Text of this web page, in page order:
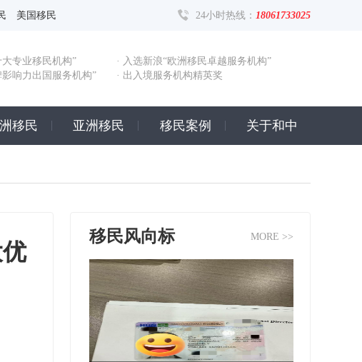
美国移民 24小时热线： 18061733025
大专业移民机构”
· 入选新浪“欧洲移民卓越服务机构”
影响力出国服务机构”
· 出入境服务机构精英奖
移民 亚洲移民 移民案例 关于和中
移民风向标 MORE >>